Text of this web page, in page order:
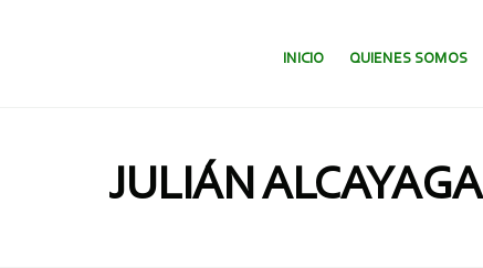
SALTAR AL CONTENIDO.
INICIO QUIENES SOMOS
JULIÁN ALCAYAGA